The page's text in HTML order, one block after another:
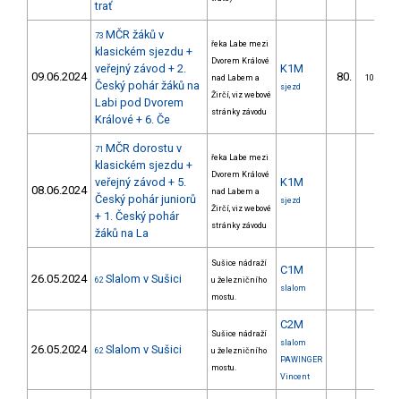
trať
09.06.2024
73 MČR žáků v
klasickém sjezdu +
veřejný závod + 2.
Český pohár žáků na
Labi pod Dvorem
Králové + 6. Če
řeka Labe mezi
Dvorem Králové
nad Labem a
Žirčí, viz webové
stránky závodu
K1M
sjezd
80. 10/ZM
08.06.2024
71 MČR dorostu v
klasickém sjezdu +
veřejný závod + 5.
Český pohár juniorů
+ 1. Český pohár
žáků na La
řeka Labe mezi
Dvorem Králové
nad Labem a
Žirčí, viz webové
stránky závodu
K1M
sjezd
26.05.2024 62 Slalom v Sušici
Sušice nádraží
u železničního
mostu.
C1M
slalom
26.05.2024 62 Slalom v Sušici
Sušice nádraží
u železničního
mostu.
C2M
slalom
PAWINGER
Vincent